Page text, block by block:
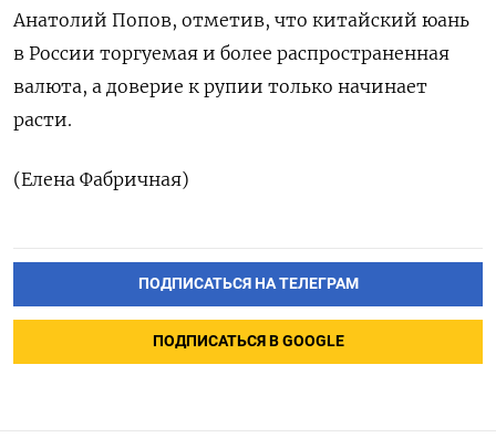
Анатолий Попов, отметив, что китайский юань
в России торгуемая и более распространенная
валюта, а доверие к рупии только начинает
расти.
(Елена Фабричная)
ПОДПИСАТЬСЯ НА ТЕЛЕГРАМ
ПОДПИСАТЬСЯ В GOOGLE